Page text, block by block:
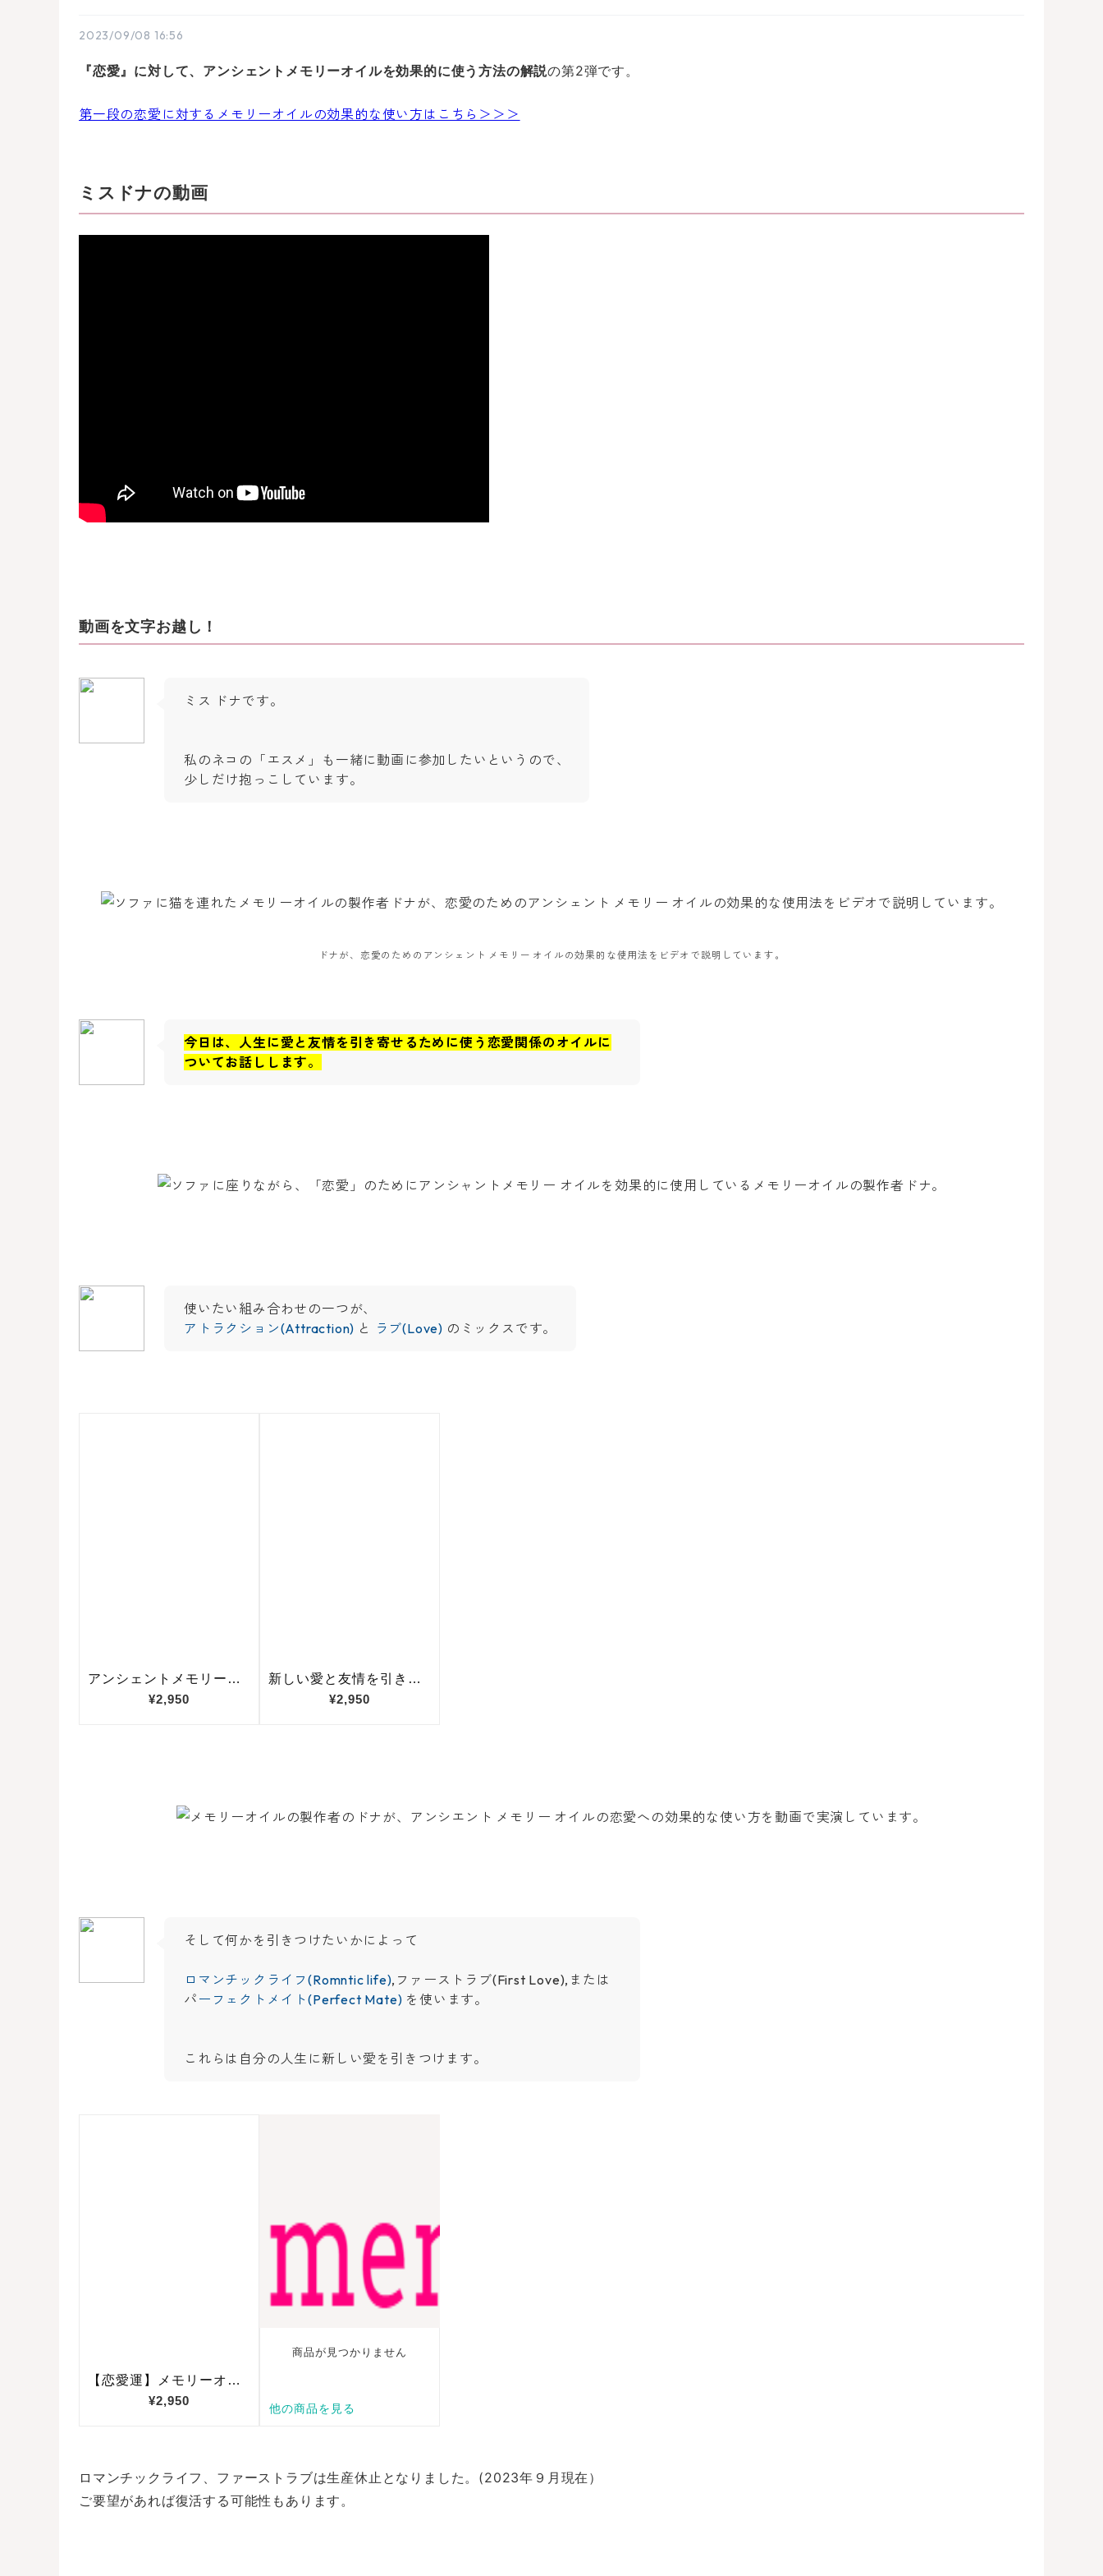
2023/09/08 16:56
『恋愛』に対して、アンシェントメモリーオイルを効果的に使う方法の解説の第2弾です。
第一段の恋愛に対するメモリーオイルの効果的な使い方はこちら＞＞＞
ミスドナの動画
動画を文字お越し！
ミス ドナです。
私のネコの「エスメ」も一緒に動画に参加したいというので、
少しだけ抱っこしています。
ドナが、恋愛のためのアンシェント メモリー オイルの効果的な使用法をビデオで説明しています。
今日は、人生に愛と友情を引き寄せるために使う恋愛関係のオイルに
ついてお話しします。
使いたい組み合わせの一つが、
アトラクション(Attraction) と ラブ(Love) のミックスです。
そして何かを引きつけたいかによって
ロマンチックライフ(Romntic life),ファーストラブ(First Love),または
パ ーフェクトメイト(Perfect Mate) を使います。
これらは自分の人生に新しい愛を引きつけます。
ロマンチックライフ、ファーストラブは生産休止となりました。(2023年９月現在）
ご要望があれば復活する可能性もあります。